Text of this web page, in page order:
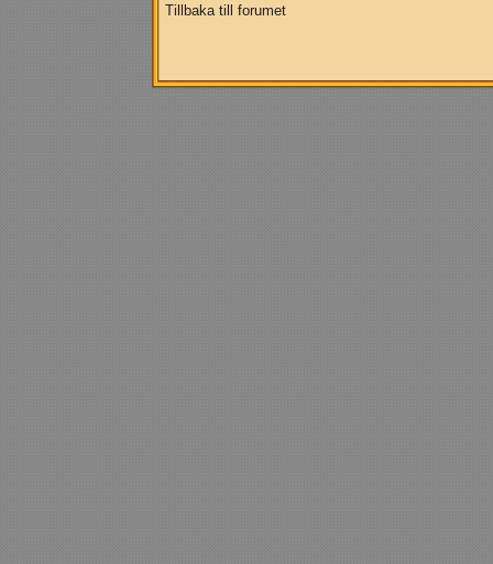
Tillbaka till forumet